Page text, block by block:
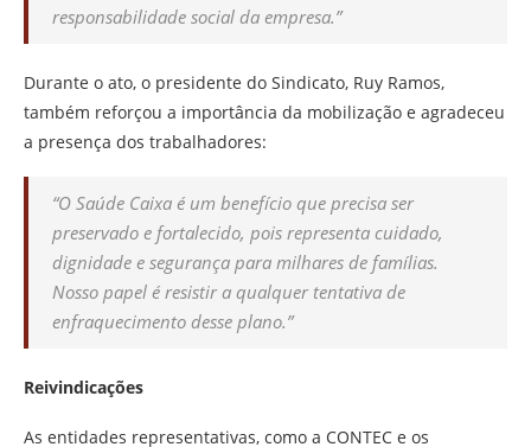
responsabilidade social da empresa.”
Durante o ato, o presidente do Sindicato, Ruy Ramos,
também reforçou a importância da mobilização e agradeceu
a presença dos trabalhadores:
“O Saúde Caixa é um benefício que precisa ser
preservado e fortalecido, pois representa cuidado,
dignidade e segurança para milhares de famílias.
Nosso papel é resistir a qualquer tentativa de
enfraquecimento desse plano.”
Reivindicações
As entidades representativas, como a CONTEC e os